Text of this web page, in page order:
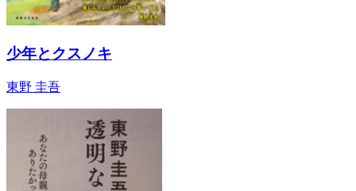
少年とクスノキ
東野 圭吾